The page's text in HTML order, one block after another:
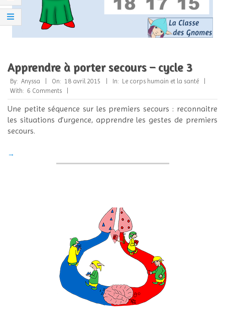
Apprendre à porter secours – cycle 3
2015-
04-
18
By: Anyssa On: 18 avril 2015 In: Le corps humain et la santé
With: 6 Comments
Une petite séquence sur les premiers secours : reconnaitre
les situations d’urgence, apprendre les gestes de premiers
secours.
→